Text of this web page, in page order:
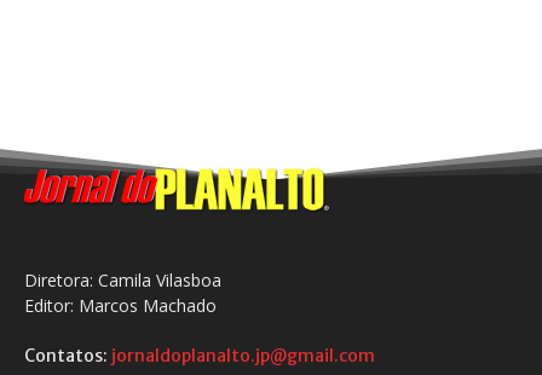
Diretora: Camila Vilasboa
Editor: Marcos Machado
Contatos: jornaldoplanalto.jp@gmail.com